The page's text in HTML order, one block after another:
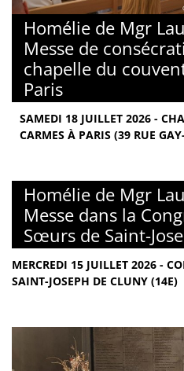
Homélie de Mgr
Messe de
chapelle du
Paris
SAMEDI 18 JUILLET 2026 -
CARMES À PARIS (39 RUE
Homélie de Mgr
Messe dans la
Sœurs de Saint-
MERCREDI 15 JUILLET 2026 -
SAINT-JOSEPH DE CLUNY (14E)